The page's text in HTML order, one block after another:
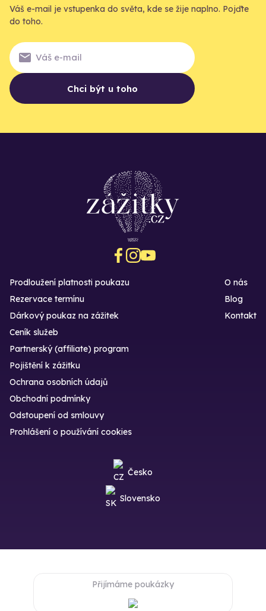
Váš e-mail je vstupenka do světa, kde se žije naplno. Pojďte
do toho.
Chci být u toho
Prodloužení platnosti poukazu
Rezervace termínu
Dárkový poukaz na zážitek
O nás
Blog
Kontakt
Ceník služeb
Partnerský (affiliate) program
Pojištění k zážitku
Ochrana osobních údajů
Obchodní podmínky
Odstoupení od smlouvy
Prohlášení o používání cookies
Česko
Slovensko
Přijímáme poukázky